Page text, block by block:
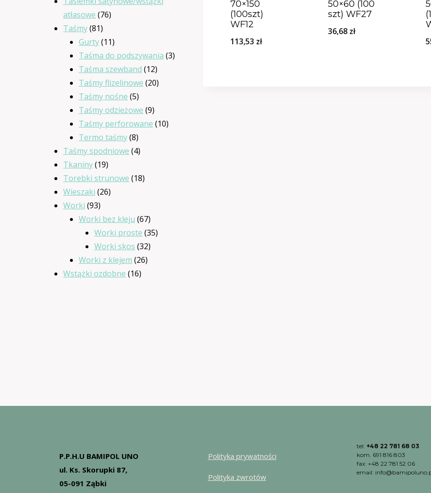
70×150
(100szt)
WF12
113,53 zł
50×60 (100
szt) WF27
36,68 zł
atłasowe 7676
Taśmy 8181
produktów
Gurty 1111
produktów
Taśma do podszywania 33
Taśma szewband 1212
produktów
Taśmy flizelinowe 2020
Taśmy nośne 55
produktów
Taśmy odzieżowe 99
produktów
Taśmy perforowane 1010
Termo taśmy 88
produktów
Taśmy spodniowe 44
Tkaniny 1919
produktów
Torebki strunowe 1818
Wieszaki 2626
Worki 9393
produkty
Worki bez kleju 6767
produktów
Worki proste 3535
Worki skos 3232
Worki z klejem 2626
Wstążki ozdobne 1616
P.P.H.U BAMIPOL UNO
ul. Ks. Skorupki 87,
05-091 Ząbki
Polityka prywatności
Polityka zwrotów
tel: +48 22 781 68 03
kom. 691 816 803
fax: +48 22 781 52 06
email: